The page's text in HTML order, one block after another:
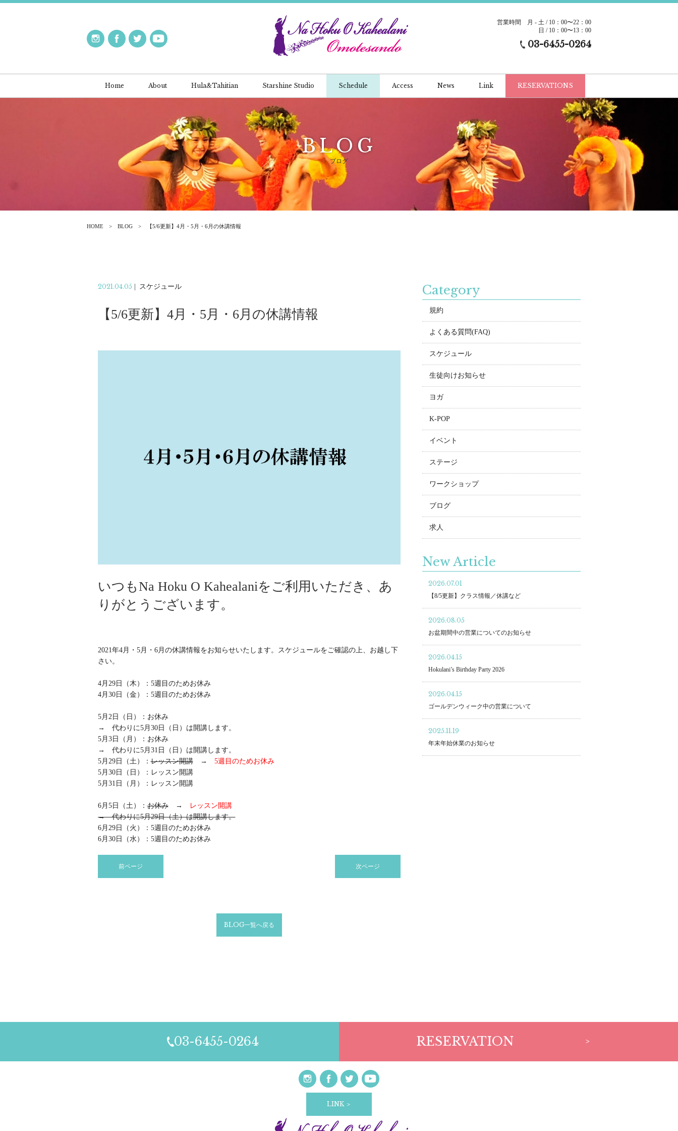
営業時間
月 - 土 / 10：00〜22：00
日 / 10：00〜13：00
03-6455-0264
Home About Hula&Tahitian Starshine Studio Schedule Access News Link RESERVATIONS
BLOG
ブログ
HOME BLOG 【5/6更新】4月・5月・6月の休講情報
2021.04.05 スケジュール
【5/6更新】4月・5月・6月の休講情報
いつもNa Hoku O Kahealaniをご利用いただき、あ
りがとうございます。
2021年4月・5月・6月の休講情報をお知らせいたします。スケジュールをご確認の上、お越し下
さい。
4月29日（木）：5週目のためお休み
4月30日（金）：5週目のためお休み
5月2日（日）：お休み
→ 代わりに5月30日（日）は開講します。
5月3日（月）：お休み
→ 代わりに5月31日（日）は開講します。
5月29日（土）：レッスン開講→ 5週目のためお休み
5月30日（日）：レッスン開講
5月31日（月）：レッスン開講
6月5日（土）：お休み→
レッスン開講
→ 代わりに5月29日（土）は開講します。
6月29日（火）：5週目のためお休み
6月30日（水）：5週目のためお休み
前ページ 次ページ
BLOG一覧へ戻る
Category
規約
よくある質問(FAQ)
スケジュール
生徒向けお知らせ
ヨガ
K-POP
イベント
ステージ
ワークショップ
ブログ
求人
New Article
2026.07.01
【8/5更新】クラス情報／休講など
2026.08.05
お盆期間中の営業についてのお知らせ
2026.04.15
Hokulani’s Birthday Party 2026
2026.04.15
ゴールデンウィーク中の営業について
2025.11.19
年末年始休業のお知らせ
03-6455-0264 RESERVATION
LINK ＞